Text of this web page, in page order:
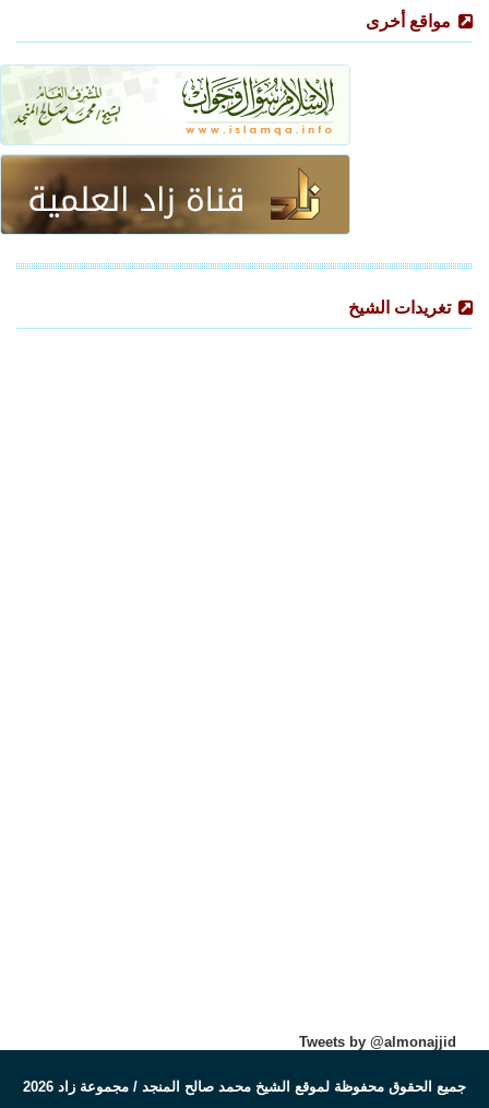
مواقع أخرى
تغريدات الشيخ
Tweets by @almonajjid
جميع الحقوق محفوظة لموقع الشيخ محمد صالح المنجد / مجموعة زاد 2026